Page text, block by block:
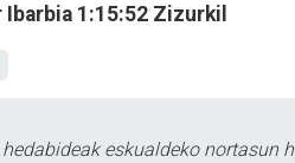
1:15:52 Zizurkil
hedabideak eskualdeko nortasun